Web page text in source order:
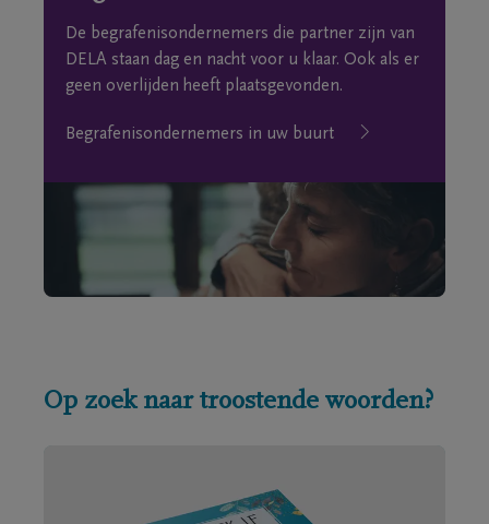
De begrafenisondernemers die partner zijn van
DELA staan dag en nacht voor u klaar. Ook als er
geen overlijden heeft plaatsgevonden.
Begrafenisondernemers in uw buurt
Op zoek naar troostende woorden?